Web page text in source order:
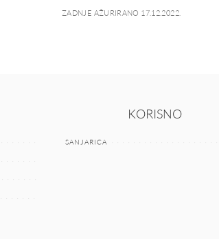
ZADNJE AŽURIRANO 17.12.2022.
KORISNO
SANJARICA